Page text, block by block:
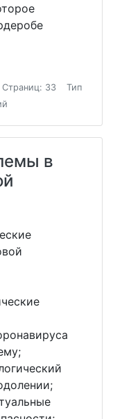
Страниц: 33
Тип
в